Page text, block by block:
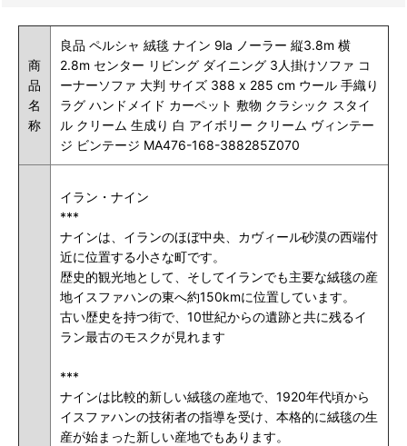
商
品
名
称
良品 ペルシャ 絨毯 ナイン 9la ノーラー 縦3.8m 横
2.8m センター リビング ダイニング 3人掛けソファ コ
ーナーソファ 大判 サイズ 388 x 285 cm ウール 手織り
ラグ ハンドメイド カーペット 敷物 クラシック スタイ
ル クリーム 生成り 白 アイボリー クリーム ヴィンテー
ジ ビンテージ MA476-168-388285Z070
イラン・ナイン
***
ナインは、イランのほぼ中央、カヴィール砂漠の西端付
近に位置する小さな町です。
歴史的観光地として、そしてイランでも主要な絨毯の産
地イスファハンの東へ約150kmに位置しています。
古い歴史を持つ街で、10世紀からの遺跡と共に残るイ
ラン最古のモスクが見れます
***
ナインは比較的新しい絨毯の産地で、1920年代頃から
イスファハンの技術者の指導を受け、本格的に絨毯の生
産が始まった新しい産地でもあります。